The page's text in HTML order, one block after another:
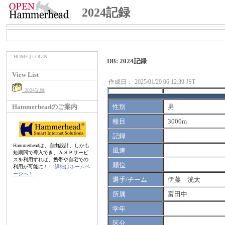
2024記録
HOME |LOGIN
View List
2024記録
Hammerheadのご案内
Hammerheadは、自由設計、しかも
短期間で導入でき、ＡＳＰサービ
スを利用すれば、携帯や自宅での
利用が可能に！ ⇒詳細はホームペ
ージへ！
DB: 2024記録
作成日： 2025/01/29 06:12:39 JST
性別
男
種目
3000m
記録
風速
順位
選手/チーム
伊藤 洸太
所属
富田中
学年
区分